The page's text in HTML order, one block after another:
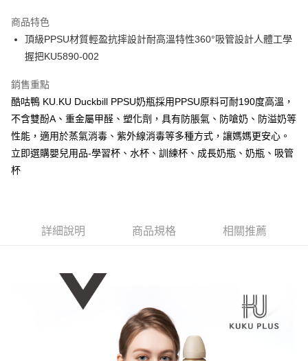
合作金庫商業銀行
華南商業銀行
彰化商業銀行
上海商業儲蓄銀行
臺灣中小企業銀行
匯豐（台灣）商業銀行
華泰商業銀行
聯邦商業銀行
遠東國際商業銀行
元大商業銀行
永豐商業銀行
台新國際商業銀行
中國信託商業銀行
超商取貨付款
LINE Pay
Apple Pay
街口支付
悠遊付
Google Pay
相關說明
１．簡單：不需註冊會員、不需綁卡、不需儲值。
２．便利：只要手機號碼，簡訊認證，即可結帳。
３．安心：先確認商品／服務後，再付款。
【「AFTEE先享後付」結帳流程】
１．於結帳方式選擇「AFTEE先享後付」後，將跳轉至「AFTEE先享後付」
結帳頁面，進行簡訊認證並確認金額後，即可完成結帳。
每筆NT$150，滿NT$799(含以上)免運費
商品特色
頂級PPSU材質輕盈抗摔設計耐高溫特性360°吸管設計人體工學
握把KU5890-002
銷售重點
酷咕鴨 KU.KU Duckbill PPSU奶瓶採用PPSU原料可耐190度高溫，
不含雙酚A、重金屬甲醛、塑化劑，具有防脹氣、防嗆奶、防溢奶等
性能，適用於蒸氣消毒、紫外線消毒等多種方式，讓媽媽更安心。
立即選購嬰兒用品-學習杯、水杯、訓練杯、成長奶瓶、奶瓶、吸管
杯
詳細說明 商品規格 相關推薦